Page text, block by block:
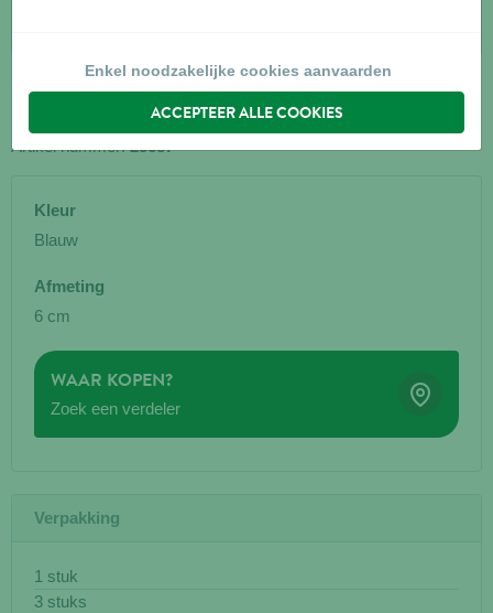
METRO ELBOW Ø6CM
Artikel nummer:25687
Kleur
Blauw
Afmeting
6 cm
WAAR KOPEN?
Zoek een verdeler
Verpakking
1 stuk
3 stuks
Enkel noodzakelijke cookies aanvaarden
ACCEPTEER ALLE COOKIES